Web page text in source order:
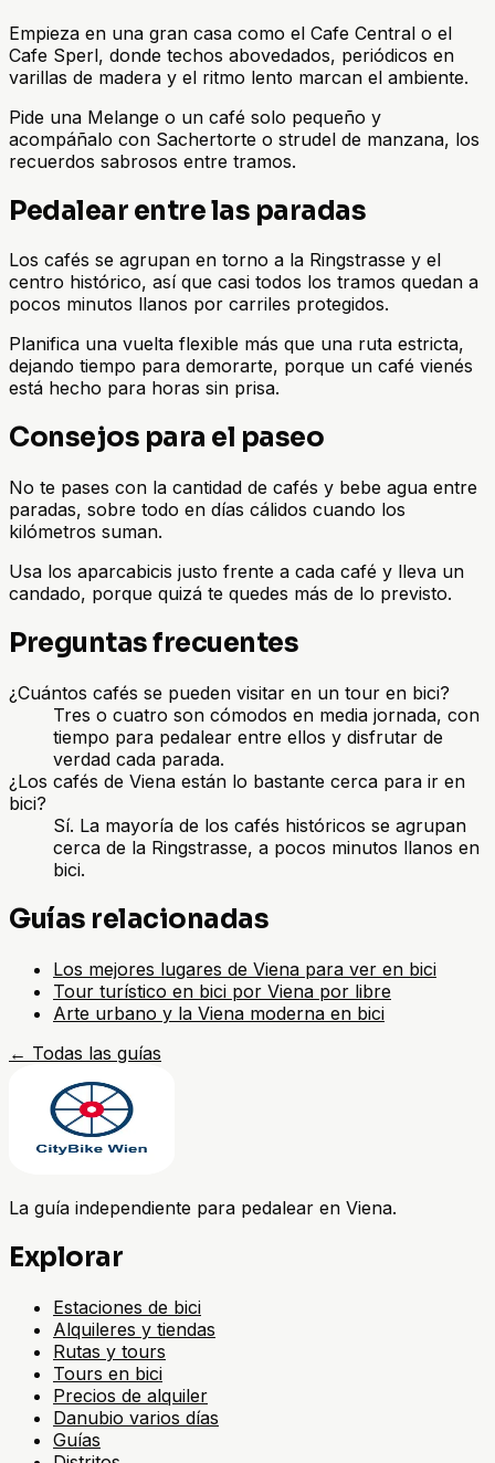
Empieza en una gran casa como el Cafe Central o el
Cafe Sperl, donde techos abovedados, periódicos en
varillas de madera y el ritmo lento marcan el ambiente.
Pide una Melange o un café solo pequeño y
acompáñalo con Sachertorte o strudel de manzana, los
recuerdos sabrosos entre tramos.
Pedalear entre las paradas
Los cafés se agrupan en torno a la Ringstrasse y el
centro histórico, así que casi todos los tramos quedan a
pocos minutos llanos por carriles protegidos.
Planifica una vuelta flexible más que una ruta estricta,
dejando tiempo para demorarte, porque un café vienés
está hecho para horas sin prisa.
Consejos para el paseo
No te pases con la cantidad de cafés y bebe agua entre
paradas, sobre todo en días cálidos cuando los
kilómetros suman.
Usa los aparcabicis justo frente a cada café y lleva un
candado, porque quizá te quedes más de lo previsto.
Preguntas frecuentes
¿Cuántos cafés se pueden visitar en un tour en bici?
Tres o cuatro son cómodos en media jornada, con
tiempo para pedalear entre ellos y disfrutar de
verdad cada parada.
¿Los cafés de Viena están lo bastante cerca para ir en
bici?
Sí. La mayoría de los cafés históricos se agrupan
cerca de la Ringstrasse, a pocos minutos llanos en
bici.
Guías relacionadas
Los mejores lugares de Viena para ver en bici
Tour turístico en bici por Viena por libre
Arte urbano y la Viena moderna en bici
← Todas las guías
La guía independiente para pedalear en Viena.
Explorar
Estaciones de bici
Alquileres y tiendas
Rutas y tours
Tours en bici
Precios de alquiler
Danubio varios días
Guías